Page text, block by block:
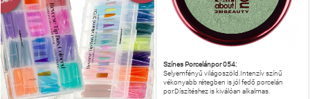
Színes Porcelánpor 054:
Selyemfényű világoszöld.Intenzív színű
vékonyabb rétegben is jól fedő porcelán
por.Díszítéshez is kiválóan alkalmas.